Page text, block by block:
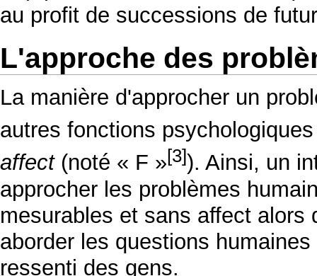
au profit de successions de
L'approche des
La manière d'approcher un
autres fonctions
affect(noté « F »[3]). Ainsi, un
approcher les problèmes
mesurables et sans affect alors
aborder les questions
ressenti des gens.